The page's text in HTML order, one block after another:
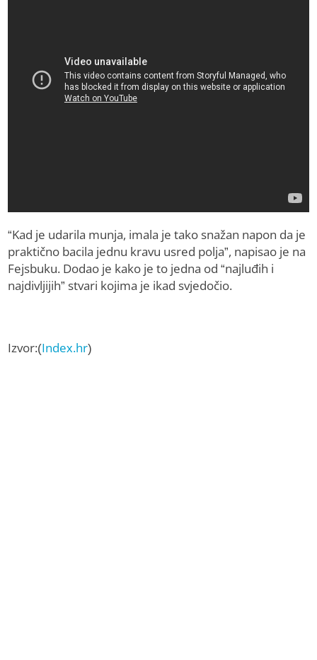
“Kad je udarila munja, imala je tako snažan napon da je
praktično bacila jednu kravu usred polja”, napisao je na
Fejsbuku. Dodao je kako je to jedna od “najluđih i
najdivljijih” stvari kojima je ikad svjedočio.
Izvor:(Index.hr)